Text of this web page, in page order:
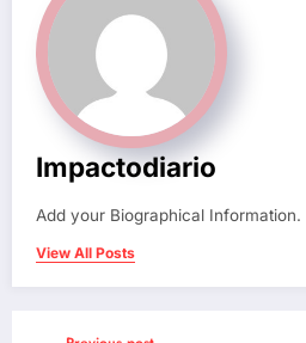
Impactodiario
Add your Biographical Information.
View All Posts